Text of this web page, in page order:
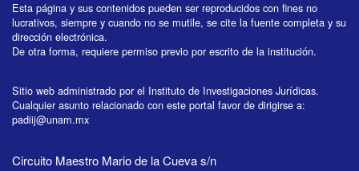
Esta página y sus contenidos pueden ser reproducidos con fines no
lucrativos, siempre y cuando no se mutile, se cite la fuente completa y su
dirección electrónica.
De otra forma, requiere permiso previo por escrito de la institución.
Sitio web administrado por el Instituto de Investigaciones Jurídicas.
Cualquier asunto relacionado con este portal favor de dirigirse a:
padiij@unam.mx
Circuito Maestro Mario de la Cueva s/n